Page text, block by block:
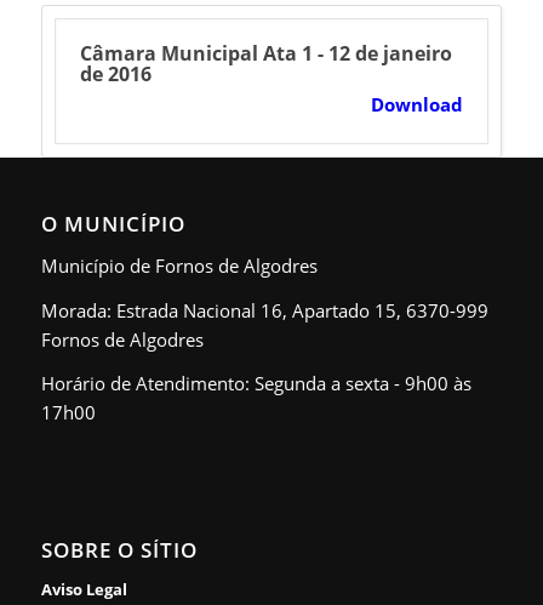
Câmara Municipal Ata 1 - 12 de janeiro
de 2016
Download
O MUNICÍPIO
Município de Fornos de Algodres
Morada: Estrada Nacional 16, Apartado 15, 6370-999
Fornos de Algodres
Horário de Atendimento: Segunda a sexta - 9h00 às
17h00
SOBRE O SÍTIO
Aviso Legal